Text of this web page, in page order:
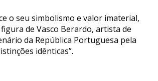
o seu simbolismo e valor imaterial,
de Vasco Berardo, artista de
da República Portuguesa pela
idênticas”.